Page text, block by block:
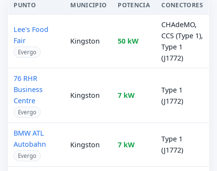
PUNTO MUNICIPIO POTENCIA CONECTORES
Lee's Food
Fair
Evergo
Kingston 50 kW
CHAdeMO,
CCS (Type 1),
Type 1
(J1772)
76 RHR
Business
Centre
Evergo
Kingston 7 kW
Type 1
(J1772)
BMW ATL
Autobahn
Evergo
Kingston 7 kW
Type 1
(J1772)